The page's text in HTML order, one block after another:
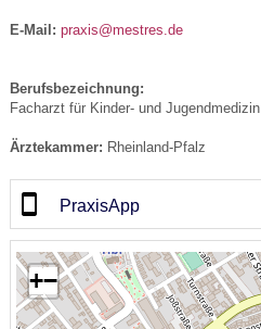
E-Mail: praxis@mestres.de
Berufsbezeichnung:
Facharzt für Kinder- und Jugendmedizin
Ärztekammer: Rheinland-Pfalz
PraxisApp
+−